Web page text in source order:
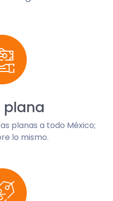
plana
planas a todo México;
lo mismo.